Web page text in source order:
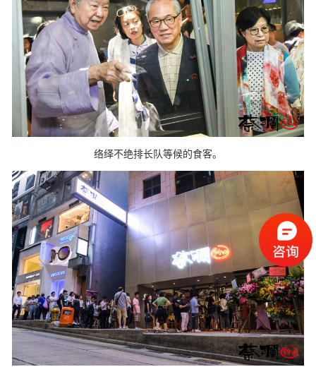
络绎不绝排长队等候的食客。